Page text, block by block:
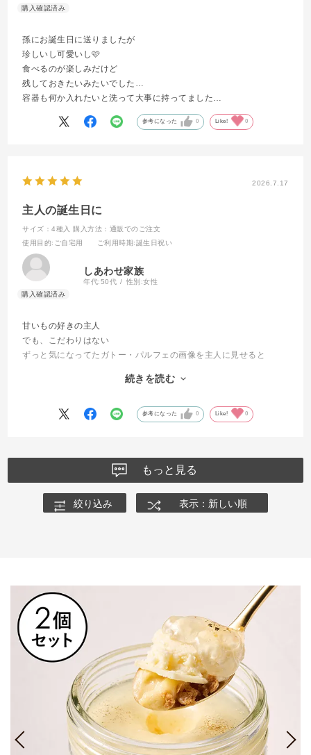
孫にお誕生日に送りましたが
珍しいし可愛いし🩷
食べるのが楽しみだけど
残しておきたいみたいでした…
容器も何か入れたいと洗って大事に持ってました…
参考になった 0 Like! 0
2026.7.17
主人の誕生日に
サイズ：4種入
購入方法：通販でのご注文
使用目的:ご自宅用 ご利用時期:誕生日祝い
しあわせ家族
年代:50代 性別:女性
甘いもの好きの主人
でも、こだわりはない
ずっと気になってたガトー・パルフェの画像を主人に見せると
こんなこと言うの初めてでびっくりしつつ
いつになく、ソワソワしている主人
一つ一つ丁寧に作られていて、感動しました。
続きを読む
参考になった 0 Like! 0
もっと見る
絞り込み 表示：新しい順